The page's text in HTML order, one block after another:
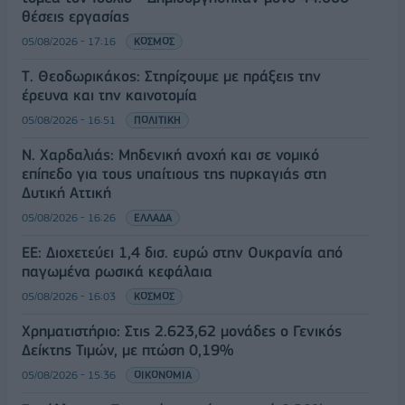
θέσεις εργασίας
05/08/2026 - 17:16 ΚΟΣΜΟΣ
Τ. Θεοδωρικάκος: Στηρίζουμε με πράξεις την
έρευνα και την καινοτομία
05/08/2026 - 16:51 ΠΟΛΙΤΙΚΗ
Ν. Χαρδαλιάς: Μηδενική ανοχή και σε νομικό
επίπεδο για τους υπαίτιους της πυρκαγιάς στη
Δυτική Αττική
05/08/2026 - 16:26 ΕΛΛΑΔΑ
ΕΕ: Διοχετεύει 1,4 δισ. ευρώ στην Ουκρανία από
παγωμένα ρωσικά κεφάλαια
05/08/2026 - 16:03 ΚΟΣΜΟΣ
Χρηματιστήριο: Στις 2.623,62 μονάδες ο Γενικός
Δείκτης Τιμών, με πτώση 0,19%
05/08/2026 - 15:36 ΟΙΚΟΝΟΜΙΑ